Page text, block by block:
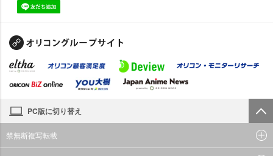
PC版に切り替え
禁無断複写転載